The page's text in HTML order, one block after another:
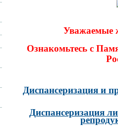
Уважаемые
Ознакомьтесь с
Диспансеризация и
Диспансеризация